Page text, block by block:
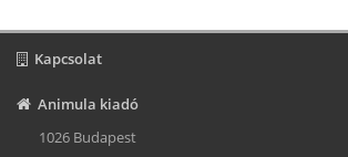
Kapcsolat
Animula kiadó
1026 Budapest